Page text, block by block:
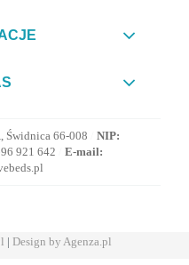
Świdnica 66-008
NIP:
921 642
E-mail:
| Design by Agenza.pl